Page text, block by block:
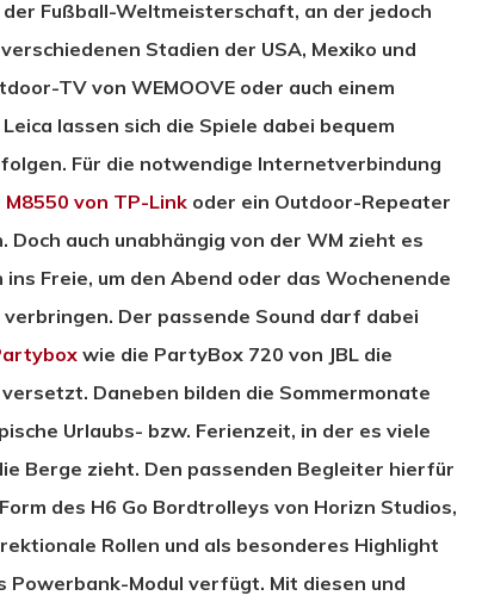
Fußball-Weltmeisterschaft, an der jedoch
Stadien der USA, Mexiko und
TV von WEMOOVE oder auch einem
lassen sich die Spiele dabei bequem
Für die notwendige Internetverbindung
M8550 von TP-Link oder ein Outdoor-Repeater
Doch auch unabhängig von der WM zieht es
Freie, um den Abend oder das Wochenende
Der passende Sound darf dabei
wie die PartyBox 720 von JBL die
Daneben bilden die Sommermonate
Urlaubs- bzw. Ferienzeit, in der es viele
Berge zieht. Den passenden Begleiter hierfür
des H6 Go Bordtrolleys von Horizn Studios,
Rollen und als besonderes Highlight
Modul verfügt. Mit diesen und